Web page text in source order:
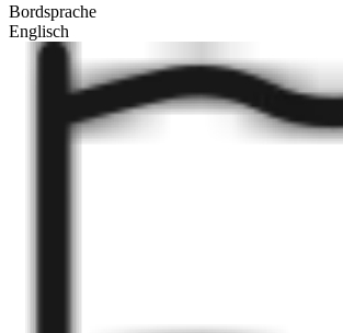
Bordsprache
Englisch